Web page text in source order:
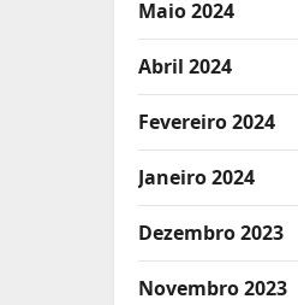
Maio 2024
Abril 2024
Fevereiro 2024
Janeiro 2024
Dezembro 2023
Novembro 2023